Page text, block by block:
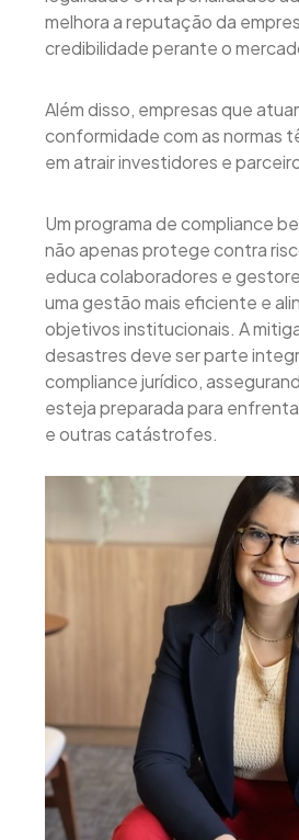
melhora a reputação da
credibilidade perante o
Além disso, empresas que
conformidade com as normas
em atrair investidores e
Um programa de compliance
não apenas protege contra
educa colaboradores e
uma gestão mais eficiente e
objetivos institucionais. A
desastres deve ser parte
compliance jurídico,
esteja preparada para
e outras catástrofes.